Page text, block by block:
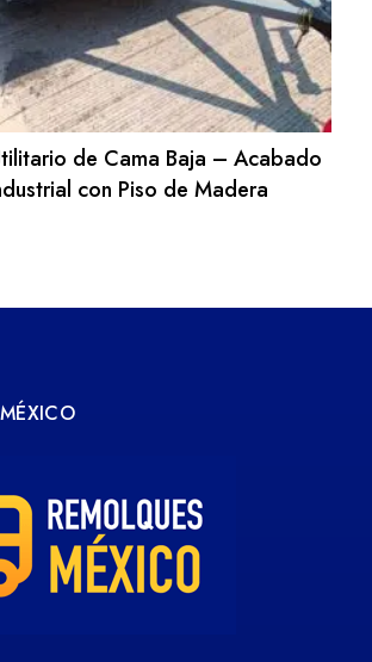
de Cama Baja – Acabado
con Piso de Madera